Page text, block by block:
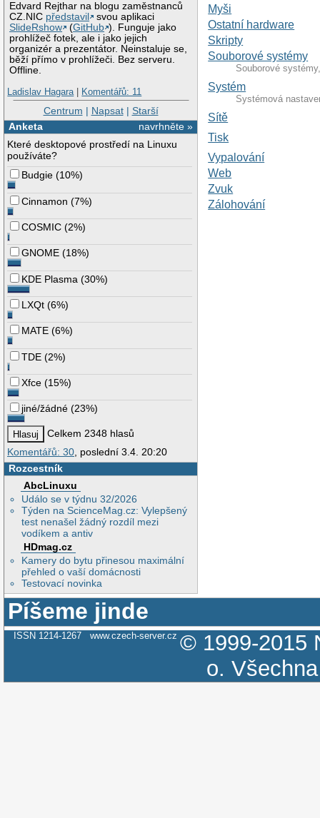
Edvard Rejthar na blogu zaměstnanců
CZ.NIC představil
svou aplikaci
SlideRshow
(GitHub ). Funguje jako
prohlížeč fotek, ale i jako jejich
organizér a prezentátor. Neinstaluje se,
běží přímo v prohlížeči. Bez serveru.
Offline.
Ladislav Hagara| Komentářů: 11
Centrum | Napsat| Starší
navrhněte »
Anketa
Které desktopové prostředí na Linuxu
používáte?
Budgie (10%)
Cinnamon (7%)
COSMIC (2%)
GNOME (18%)
KDE Plasma (30%)
LXQt (6%)
MATE (6%)
TDE (2%)
Xfce (15%)
jiné/žádné (23%)
Celkem 2348 hlasů
Komentářů: 30 , poslední 3.4. 20:20
Rozcestník
AbcLinuxu
Událo se v týdnu 32/2026
Týden na ScienceMag.cz: Vylepšený
test nenašel žádný rozdíl mezi
vodíkem a antiv
HDmag.cz
Kamery do bytu přinesou maximální
přehled o vaší domácnosti
Testovací novinka
Myši
Ostatní hardware
Skripty
Souborové systémy
Souborové
Systém
Systémová
Sítě
Tisk
Vypalování
Web
Zvuk
Zálohování
Píšeme jinde
ISSN 1214-1267 www.czech-server.cz © 1999-2015
o.